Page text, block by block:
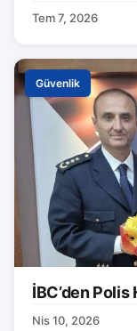
Tem 7, 2026
Güvenlik
İBC’den Polis
Nis 10, 2026